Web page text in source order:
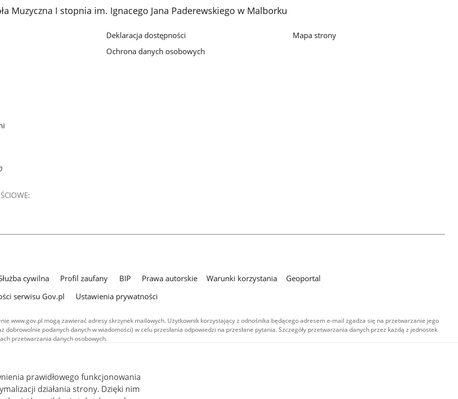
Muzyczna I stopnia im. Ignacego Jana Paderewskiego w Malborku
Deklaracja dostępności
Ochrona danych osobowych
Mapa strony
cywilna Profil zaufany BIP Prawa autorskie Warunki korzystania
Geoportal
serwisu Gov.pl
Ustawienia prywatności
www.gov.pl mogą zawierać adresy skrzynek mailowych. Użytkownik korzystający z odnośnika będącego adresem e-mail zgadza się na przetwarzanie jego
dobrowolnie podanych danych w wiadomości) w celu przesłania odpowiedzi na przesłane pytania. Szczegóły przetwarzania danych przez każdą z jednostek
przetwarzania danych osobowych.
publikowane w serwisie (z wyłączeniem treści audiowizualnych), są
na licencji typu Creative Commons: uznanie autorstwa - na tych samych
4.0 (CC BY-SA 4.0). Materiały audiowizualne, w tym zdjęcia, materiały audio i wideo,
na licencji typu Creative Commons: uznanie autorstwa użycie niekomercyjne -
zależnych 4.0 (CC BY-NC-ND 4.0), o ile nie jest to stwierdzone inaczej.
prawidłowego funkcjonowania
działania strony. Dzięki nim